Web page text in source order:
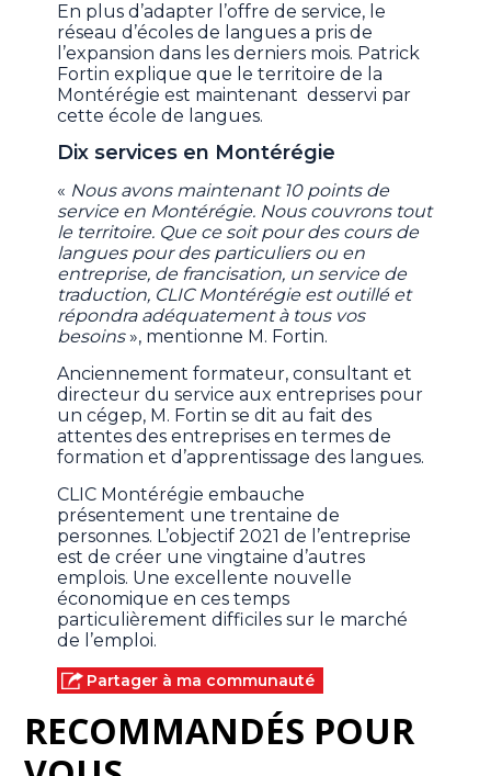
En plus d’adapter l’offre de service, le
réseau d’écoles de langues a pris de
l’expansion dans les derniers mois. Patrick
Fortin explique que le territoire de la
Montérégie est maintenant desservi par
cette école de langues.
Dix services en Montérégie
« Nous avons maintenant 10 points de
service en Montérégie. Nous couvrons tout
le territoire. Que ce soit pour des cours de
langues pour des particuliers ou en
entreprise, de francisation, un service de
traduction, CLIC Montérégie est outillé et
répondra adéquatement à tous vos
besoins», mentionne M. Fortin.
Anciennement formateur, consultant et
directeur du service aux entreprises pour
un cégep, M. Fortin se dit au fait des
attentes des entreprises en termes de
formation et d’apprentissage des langues.
CLIC Montérégie embauche
présentement une trentaine de
personnes. L’objectif 2021 de l’entreprise
est de créer une vingtaine d’autres
emplois. Une excellente nouvelle
économique en ces temps
particulièrement difficiles sur le marché
de l’emploi.
Partager à ma communauté
RECOMMANDÉS POUR